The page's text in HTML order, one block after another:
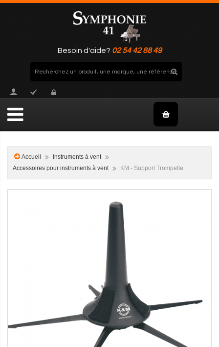
Besoin d'aide? 02 54 42 88 49
Accueil
Instruments à vent
Accessoires pour instruments à vent
KM - Support Trompette